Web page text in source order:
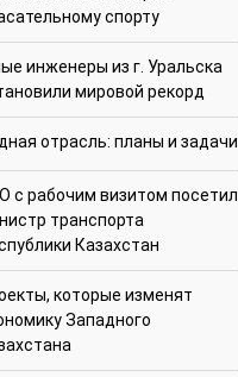
спорту
инженеры из г. Уральска
мировой рекорд
отрасль: планы и задачи
с рабочим визитом посетил
транспорта
Казахстан
которые изменят
Западного